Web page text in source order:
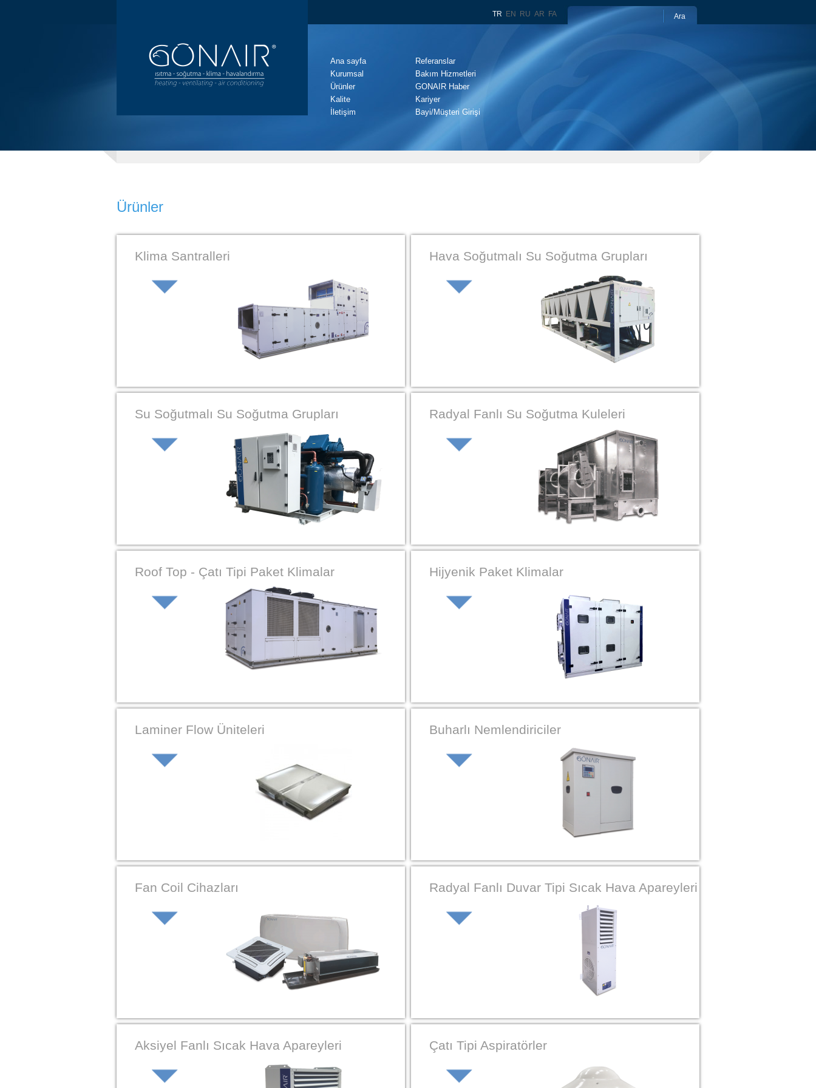
TR EN RU AR FA
Ana sayfa
Referanslar
Kurumsal
Bakım Hizmetleri
Ürünler
GONAIR Haber
Kalite
Kariyer
İletişim
Bayi/Müşteri Girişi
Ürünler
Klima Santralleri Hava Soğutmalı Su Soğutma Grupları
Su Soğutmalı Su Soğutma Grupları Radyal Fanlı Su Soğutma Kuleleri
Roof Top - Çatı Tipi Paket Klimalar Hijyenik Paket Klimalar
Laminer Flow Üniteleri Buharlı Nemlendiriciler
Fan Coil Cihazları Radyal Fanlı Duvar Tipi Sıcak Hava Apareyleri
Aksiyel Fanlı Sıcak Hava Apareyleri Çatı Tipi Aspiratörler